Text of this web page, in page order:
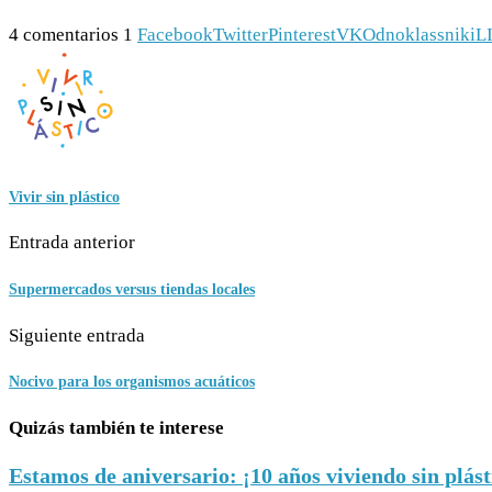
4 comentarios 1 FacebookTwitterPinterestVKOdnoklassniki
Vivir sin plástico
Entrada anterior
Supermercados versus tiendas locales
Siguiente entrada
Nocivo para los organismos acuáticos
Quizás también te interese
Estamos de aniversario: ¡10 años viviendo sin